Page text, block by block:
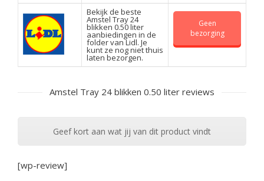
Bekijk de beste
Amstel Tray 24
blikken 0.50 liter
aanbiedingen in de
folder van Lidl. Je
kunt ze nog niet thuis
laten bezorgen.
Geen
bezorging
Amstel Tray 24 blikken 0.50 liter reviews
Geef kort aan wat jij van dit product vindt
[wp-review]